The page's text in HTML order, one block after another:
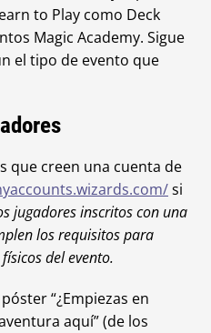
to Play como Deck
Magic Academy. Sigue
el tipo de evento que
que creen una cuenta de
si
jugadores inscritos con una
los requisitos para
del evento.
“¿Empiezas en
aquí” (de los